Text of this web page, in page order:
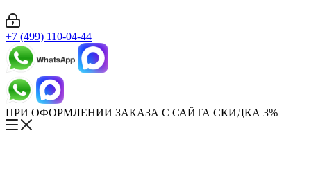
+7 (499) 110-04-44
ПРИ ОФОРМЛЕНИИ ЗАКАЗА С САЙТА СКИДКА 3%